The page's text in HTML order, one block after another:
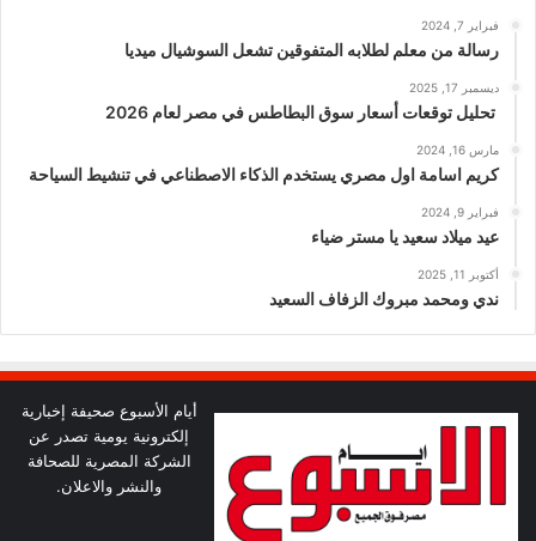
فبراير 7, 2024
رسالة من معلم لطلابه المتفوقين تشعل السوشيال ميديا
ديسمبر 17, 2025
تحليل توقعات أسعار سوق البطاطس في مصر لعام 2026
مارس 16, 2024
كريم اسامة اول مصري يستخدم الذكاء الاصطناعي في تنشيط السياحة
فبراير 9, 2024
عيد ميلاد سعيد يا مستر ضياء
أكتوبر 11, 2025
ندي ومحمد مبروك الزفاف السعيد
أيام الأسبوع صحيفة إخبارية
إلكترونية يومية تصدر عن
الشركة المصرية للصحافة
والنشر والاعلان.